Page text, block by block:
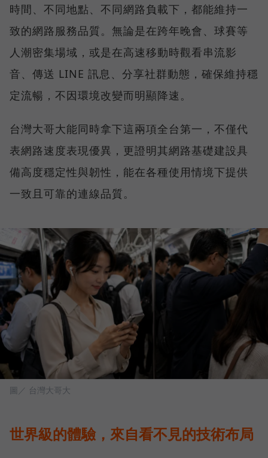
時間、不同地點、不同網路負載下，都能維持一
致的網路服務品質。無論是在跨年晚會、球賽等
人潮密集場域，或是在高速移動時觀看串流影
音、傳送 LINE 訊息、分享社群動態，確保維持穩
定流暢，不因環境改變而明顯降速。
台灣大哥大能同時拿下這兩項全台第一，不僅代
表網路速度表現優異，更證明其網路基礎建設具
備高度穩定性與韌性，能在各種使用情境下提供
一致且可靠的連線品質。
圖／ 台灣大哥大
世界級的體驗，來自看不見的技術布局